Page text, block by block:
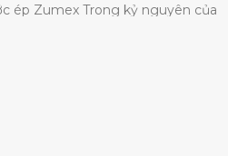
ép Zumex Trong kỷ nguyên của